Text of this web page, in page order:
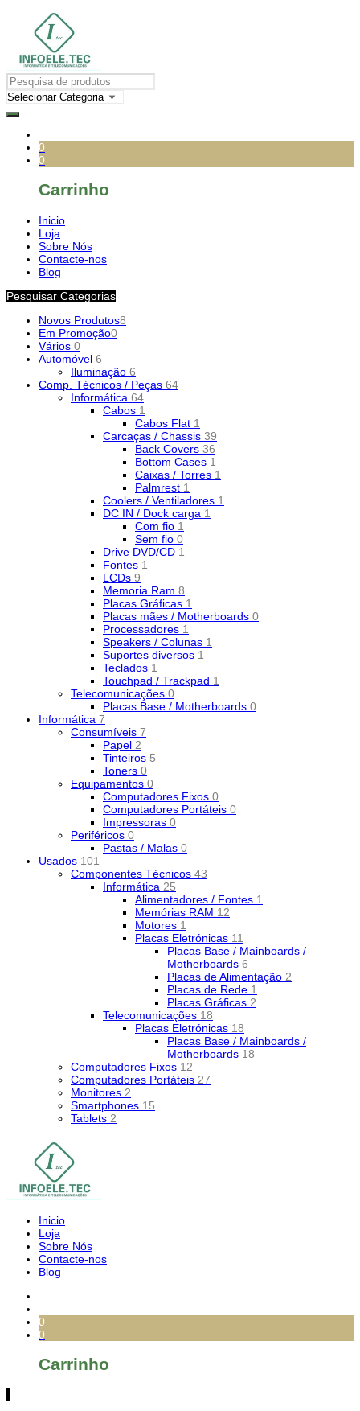
0
0
Carrinho
Inicio
Loja
Sobre Nós
Contacte-nos
Blog
Pesquisar Categorias
Novos Produtos8
Em Promoção0
Vários 0
Automóvel 6
Iluminação 6
Comp. Técnicos / Peças 64
Informática 64
Cabos 1
Cabos Flat 1
Carcaças / Chassis 39
Back Covers 36
Bottom Cases 1
Caixas / Torres 1
Palmrest 1
Coolers / Ventiladores 1
DC IN / Dock carga 1
Com fio 1
Sem fio 0
Drive DVD/CD 1
Fontes 1
LCDs 9
Memoria Ram 8
Placas Gráficas 1
Placas mães / Motherboards 0
Processadores 1
Speakers / Colunas 1
Suportes diversos 1
Teclados 1
Touchpad / Trackpad 1
Telecomunicações 0
Placas Base / Motherboards 0
Informática 7
Consumíveis 7
Papel 2
Tinteiros 5
Toners 0
Equipamentos 0
Computadores Fixos 0
Computadores Portáteis 0
Impressoras 0
Periféricos 0
Pastas / Malas 0
Usados 101
Componentes Técnicos 43
Informática 25
Alimentadores / Fontes 1
Memórias RAM 12
Motores 1
Placas Eletrónicas 11
Placas Base / Mainboards /
Motherboards 6
Placas de Alimentação 2
Placas de Rede 1
Placas Gráficas 2
Telecomunicações 18
Placas Eletrónicas 18
Placas Base / Mainboards /
Motherboards 18
Computadores Fixos 12
Computadores Portáteis 27
Monitores 2
Smartphones 15
Tablets 2
Inicio
Loja
Sobre Nós
Contacte-nos
Blog
0
0
Carrinho